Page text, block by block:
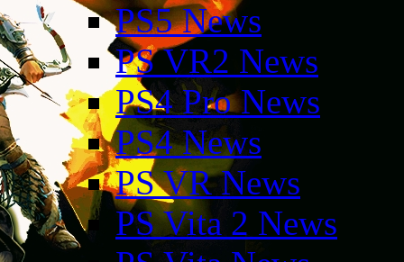
PS5 News
PS VR2 News
PS4 Pro News
PS4 News
PS VR News
PS Vita 2 News